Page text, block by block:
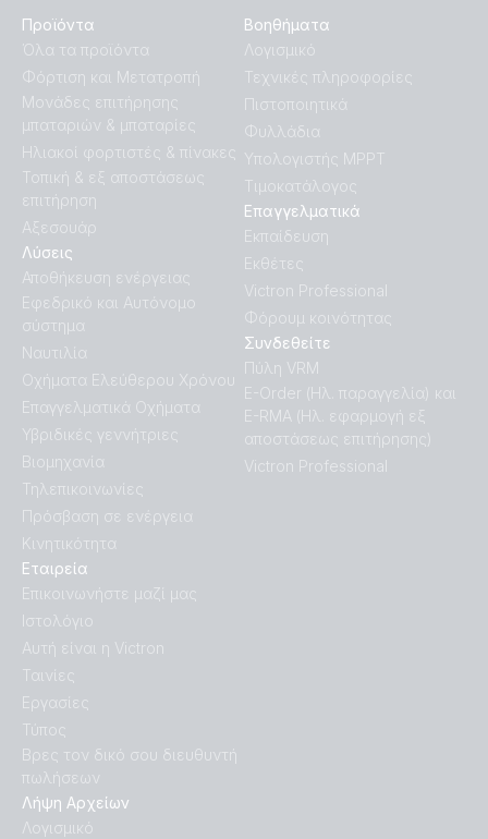
Προϊόντα
Όλα τα προϊόντα
Φόρτιση και Μετατροπή
Μονάδες επιτήρησης
μπαταριών & μπαταρίες
Ηλιακοί φορτιστές & πίνακες
Τοπική & εξ αποστάσεως
επιτήρηση
Αξεσουάρ
Λήψη Αρχείων
Λογισμικό
Λύσεις
Αποθήκευση ενέργειας
Εφεδρικό και Αυτόνομο
σύστημα
Ναυτιλία
Οχήματα Ελεύθερου Χρόνου
Επαγγελματικά Οχήματα
Υβριδικές γεννήτριες
Βιομηχανία
Τηλεπικοινωνίες
Πρόσβαση σε ενέργεια
Κινητικότητα
Εταιρεία
Επικοινωνήστε μαζί μας
Ιστολόγιο
Αυτή είναι η Victron
Ταινίες
Εργασίες
Τύπος
Βρες τον δικό σου διευθυντή
πωλήσεων
Βοηθήματα
Λογισμικό
Τεχνικές πληροφορίες
Πιστοποιητικά
Φυλλάδια
Υπολογιστής MPPT
Τιμοκατάλογος
Επαγγελματικά
Εκπαίδευση
Εκθέτες
Victron Professional
Φόρουμ κοινότητας
Συνδεθείτε
Πύλη VRM
E-Order (Ηλ. παραγγελία) και
E-RMA (Ηλ. εφαρμογή εξ
αποστάσεως επιτήρησης)
Victron Professional